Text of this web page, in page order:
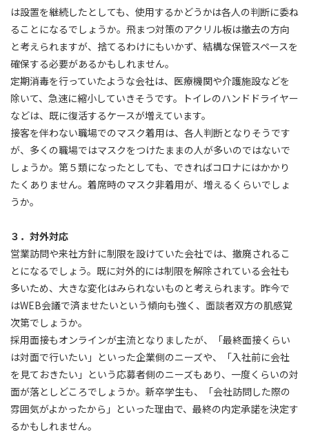
は設置を継続したとしても、使用するかどうかは各人の判断に委ね
ることになるでしょうか。飛まつ対策のアクリル板は撤去の方向
と考えられますが、捨てるわけにもいかず、結構な保管スペースを
確保する必要があるかもしれません。
定期消毒を行っていたような会社は、医療機関や介護施設などを
除いて、急速に縮小していきそうです。トイレのハンドドライヤー
などは、既に復活するケースが増えています。
接客を伴わない職場でのマスク着用は、各人判断となりそうです
が、多くの職場ではマスクをつけたままの人が多いのではないで
しょうか。第５類になったとしても、できればコロナにはかかり
たくありません。着席時のマスク非着用が、増えるくらいでしょ
うか。
３．対外対応
営業訪問や来社方針に制限を設けていた会社では、撤廃されるこ
とになるでしょう。既に対外的には制限を解除されている会社も
多いため、大きな変化はみられないものと考えられます。昨今で
はWEB会議で済ませたいという傾向も強く、面談者双方の肌感覚
次第でしょうか。
採用面接もオンラインが主流となりましたが、「最終面接くらい
は対面で行いたい」といった企業側のニーズや、「入社前に会社
を見ておきたい」という応募者側のニーズもあり、一度くらいの対
面が落としどころでしょうか。新卒学生も、「会社訪問した際の
雰囲気がよかったから」といった理由で、最終の内定承諾を決定す
るかもしれません。